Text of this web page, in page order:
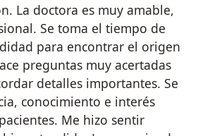
La doctora es muy amable,
Se toma el tiempo de
para encontrar el origen
preguntas muy acertadas
detalles importantes. Se
conocimiento e interés
Me hizo sentir